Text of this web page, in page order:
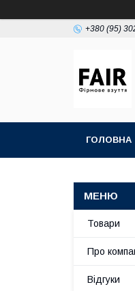
+380 (95)
ГОЛОВНА
Товари
Про
Відгуки